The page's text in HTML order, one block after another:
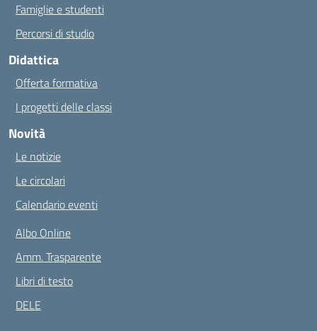
Famiglie e studenti
Percorsi di studio
Didattica
Offerta formativa
I progetti delle classi
Novità
Le notizie
Le circolari
Calendario eventi
Albo Online
Amm. Trasparente
Libri di testo
DELE